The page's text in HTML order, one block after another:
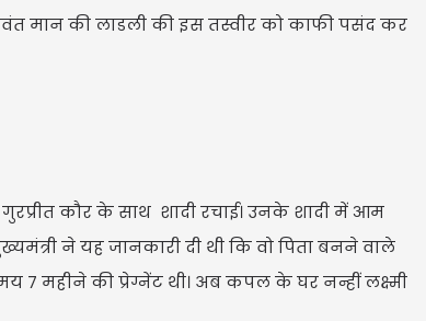
मान की लाडली की इस तस्वीर को काफी पसंद कर
कौर के साथ शादी रचाई। उनके शादी में आम
ने यह जानकारी दी थी कि वो पिता बनने वाले
7 महीने की प्रेग्नेंट थी। अब कपल के घर नन्हीं लक्ष्मी